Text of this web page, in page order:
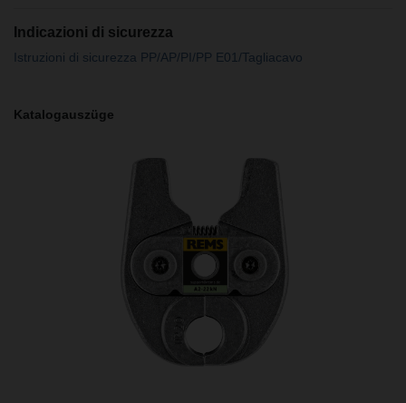
Indicazioni di sicurezza
Istruzioni di sicurezza PP/AP/PI/PP E01/Tagliacavo
Katalogauszüge